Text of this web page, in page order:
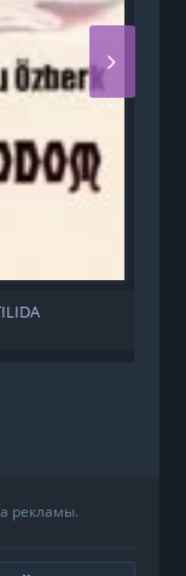
рекламы.